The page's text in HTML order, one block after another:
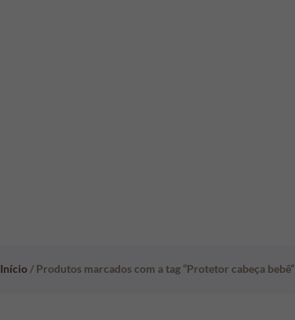
Início / Produtos marcados com a tag “Protetor cabeça bebê”